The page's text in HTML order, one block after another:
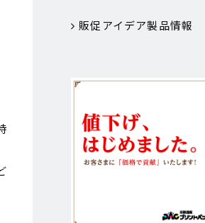
販促アイデア製品情報